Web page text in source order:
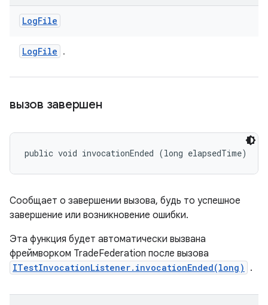
LogFile
LogFile .
вызов завершен
public void invocationEnded (long elapsedTime)
Сообщает о завершении вызова, будь то успешное
завершение или возникновение ошибки.
Эта функция будет автоматически вызвана
фреймворком TradeFederation после вызова
ITestInvocationListener.invocationEnded(long) .